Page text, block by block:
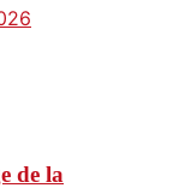
de la